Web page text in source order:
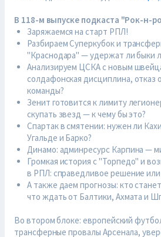
В 118-м выпуске подкаста "Рок-н-
Заряжаемся на старт РПЛ!
Разбираем Суперкубок и
"Краснодара" — удержат ли быки
Анализируем ЦСКА с новым
солдафонская дисциплина, отказ
команды?
Зенит готовится к лимиту
скупать звезд — к чему бы это?
Спартак в смятении: нужен ли
Угальде и Барко?
Динамо: админресурс Карпина —
Громкая история с "Торпедо" и
в РПЛ: справедливое решение
А также даем прогнозы: кто
что ждать от Балтики, Ахмата и
Во втором блоке: европейский
трансферные провалы Арсенала,